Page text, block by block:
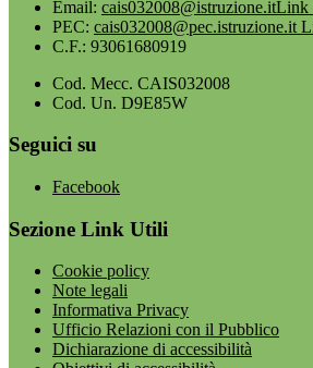
Email: cais032008@istruzione.itLink
PEC: cais032008@pec.istruzione.it
C.F.: 93061680919
Cod. Mecc. CAIS032008
Cod. Un. D9E85W
Seguici su
Facebook
Sezione Link Utili
Cookie policy
Note legali
Informativa Privacy
Ufficio Relazioni con il Pubblico
Dichiarazione di accessibilità